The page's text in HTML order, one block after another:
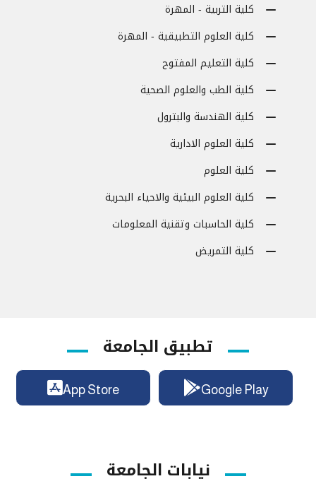
كلية التربية - المهرة
كلية العلوم التطبيقية - المهرة
كلية التعليم المفتوح
كلية الطب والعلوم الصحية
كلية الهندسة والبترول
كلية العلوم الادارية
كلية العلوم
كلية العلوم البيئية والاحياء البحرية
كلية الحاسبات وتقنية المعلومات
كلية التمريض
تطبيق الجامعة
Google Play
App Store
نيابات الجامعة